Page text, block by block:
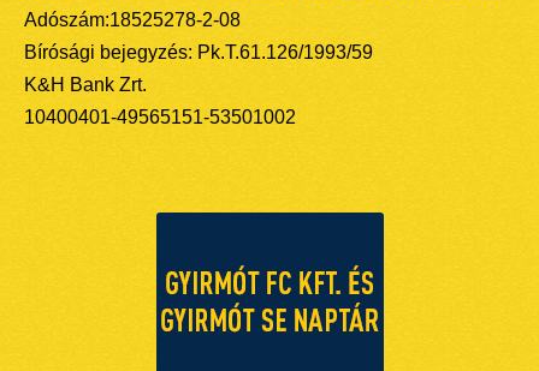
Adószám:18525278-2-08
Bírósági bejegyzés: Pk.T.61.126/1993/59
K&H Bank Zrt.
10400401-49565151-53501002